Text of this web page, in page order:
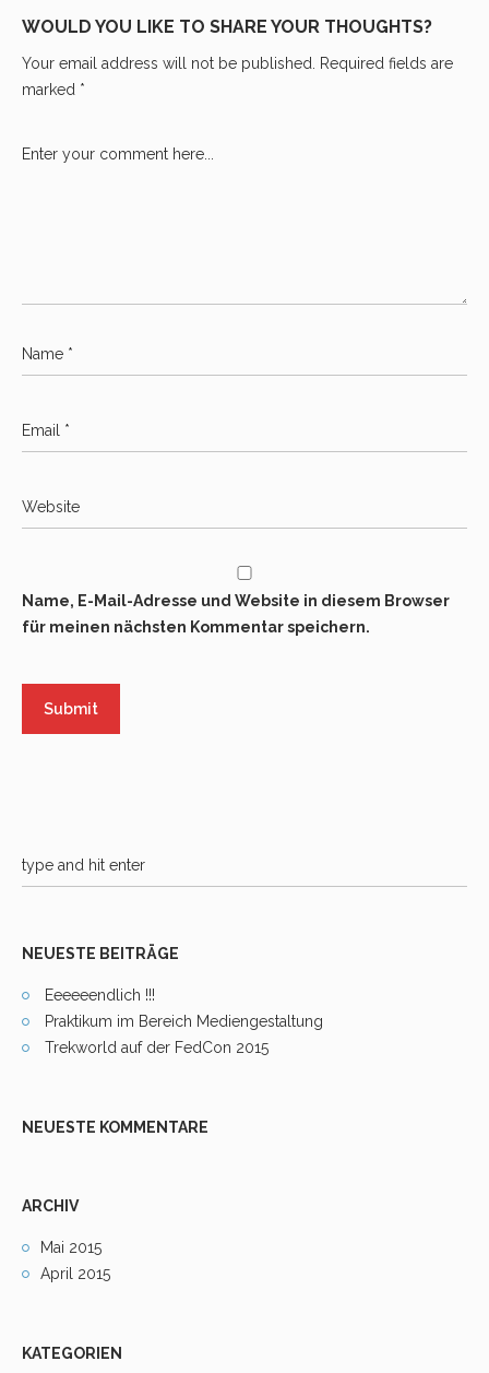
WOULD YOU LIKE TO SHARE YOUR THOUGHTS?
Your email address will not be published. Required fields are
marked *
Name, E-Mail-Adresse und Website in diesem Browser
für meinen nächsten Kommentar speichern.
NEUESTE BEITRÄGE
Eeeeeendlich !!!
Praktikum im Bereich Mediengestaltung
Trekworld auf der FedCon 2015
NEUESTE KOMMENTARE
ARCHIV
Mai 2015
April 2015
KATEGORIEN